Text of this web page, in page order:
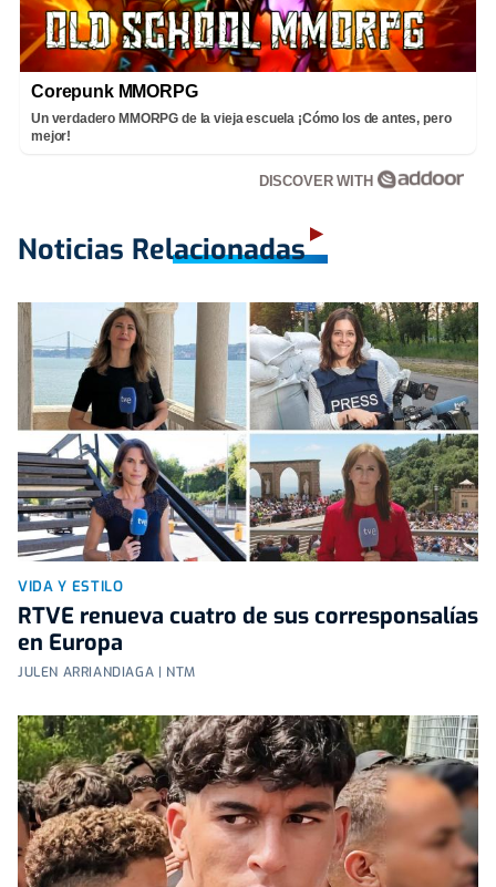
Corepunk MMORPG
Un verdadero MMORPG de la vieja escuela ¡Cómo los de antes, pero
mejor!
DISCOVER WITH
Noticias Relacionadas
VIDA Y ESTILO
RTVE renueva cuatro de sus corresponsalías
en Europa
JULEN ARRIANDIAGA | NTM